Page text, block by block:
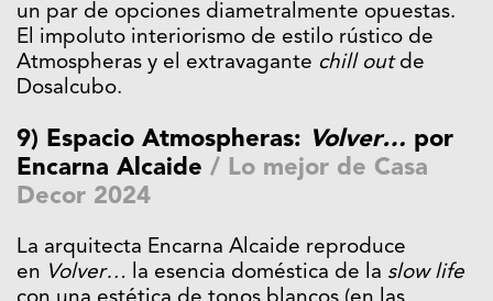
un par de opciones diametralmente opuestas.
El impoluto interiorismo de estilo rústico de
Atmospheras y el extravagante chill outde
Dosalcubo.
9) Espacio Atmospheras: Volver… por
Encarna Alcaide / Lo mejor de Casa
Decor 2024
La arquitecta Encarna Alcaide reproduce
en Volver… la esencia doméstica de la slow life